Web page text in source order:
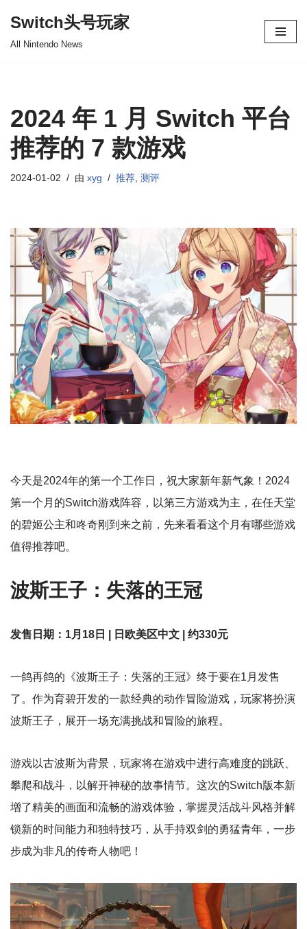
Switch头号玩家
All Nintendo News
2024 年 1 月 Switch 平台
推荐的 7 款游戏
2024-01-02 由 xyg 推荐 测评
今天是2024年的第一个工作日，祝大家新年新气象！2024
第一个月的Switch游戏阵容，以第三方游戏为主，在任天堂
的碧姬公主和咚奇刚到来之前，先来看看这个月有哪些游戏
值得推荐吧。
波斯王子：失落的王冠
发售日期：1月18日 | 日欧美区中文 | 约330元
一鸽再鸽的《波斯王子：失落的王冠》终于要在1月发售
了。作为育碧开发的一款经典的动作冒险游戏，玩家将扮演
波斯王子，展开一场充满挑战和冒险的旅程。
游戏以古波斯为背景，玩家将在游戏中进行高难度的跳跃、
攀爬和战斗，以解开神秘的故事情节。这次的Switch版本新
增了精美的画面和流畅的游戏体验，掌握灵活战斗风格并解
锁新的时间能力和独特技巧，从手持双剑的勇猛青年，一步
步成为非凡的传奇人物吧！